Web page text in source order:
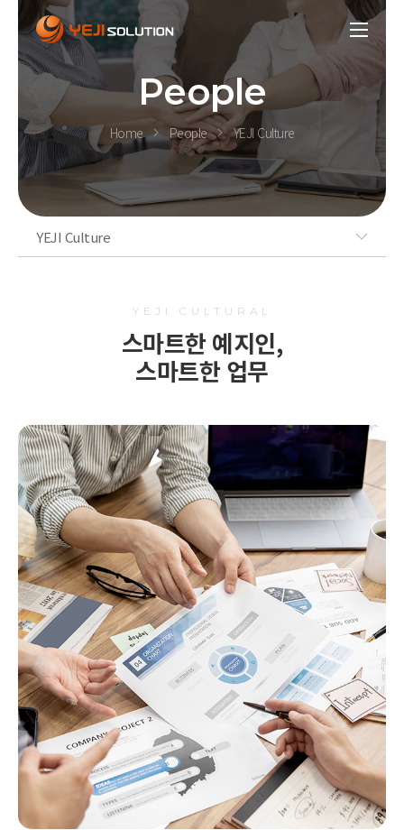
People
Home People YEJI Culture
YEJI Culture
YEJI CULTURAL
스마트한 예지인,
스마트한 업무